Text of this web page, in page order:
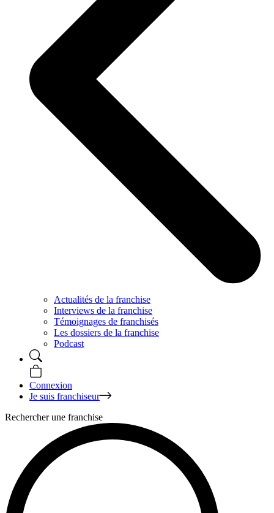
Actualités de la franchise
Interviews de la franchise
Témoignages de franchisés
Les dossiers de la franchise
Podcast
Connexion
Je suis franchiseur
Rechercher une franchise